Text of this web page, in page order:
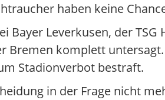
haben keine
Leverkusen, der TSG
Bremen komplett
Stadionverbot bestraft.
in der Frage nicht